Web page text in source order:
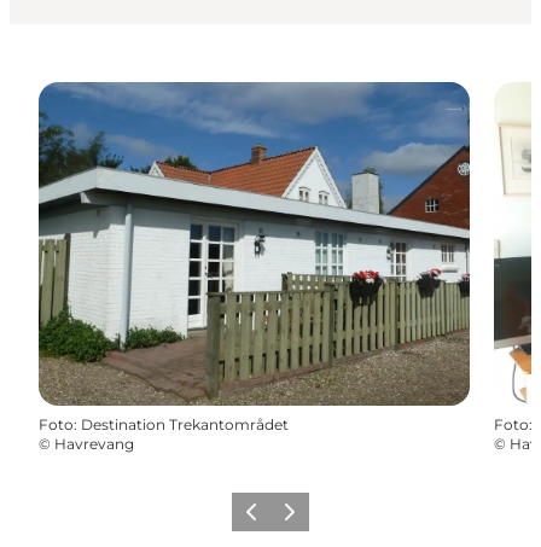
Foto: Destination Trekantområdet
© Havrevang
Foto:
©
ZurückWeiter